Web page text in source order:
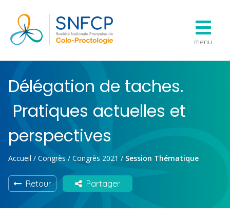
menu
Délégation de taches.
Pratiques actuelles et
perspectives
Accueil / Congrès / Congrès 2021 / Session Thématique
Retour Partager